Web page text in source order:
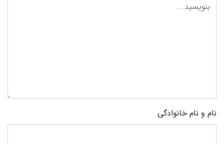
نام و نام خانوادگی